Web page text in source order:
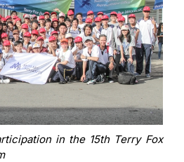
in the 15th Terry Fox